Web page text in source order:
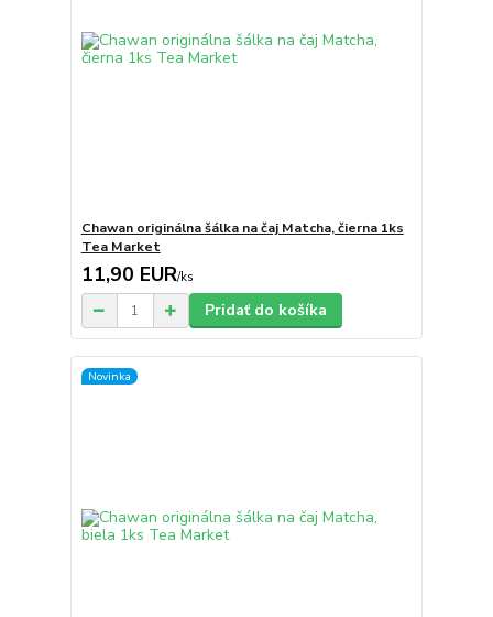
Chawan originálna šálka na čaj Matcha, čierna 1ks
Tea Market
11,90 EUR/ks
Pridať do košíka
Novinka